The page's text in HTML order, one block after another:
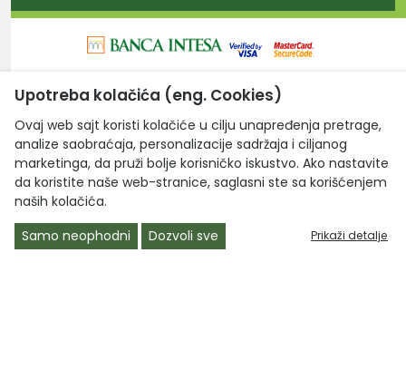
Laptop Centar d.o.o. © 2026. Sva prava zadržana.
Upotreba kolačića (eng. Cookies)
Ovaj web sajt koristi kolačiće u cilju unapređenja pretrage,
analize saobraćaja, personalizacije sadržaja i ciljanog
marketinga, da pruži bolje korisničko iskustvo. Ako nastavite
da koristite naše web-stranice, saglasni ste sa korišćenjem
naših kolačića.
Samo neophodni
Dozvoli sve Prikaži detalje